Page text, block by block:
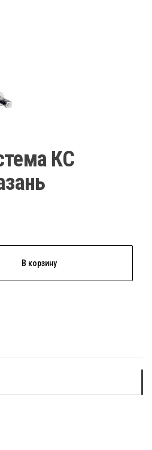
КС
В корзину